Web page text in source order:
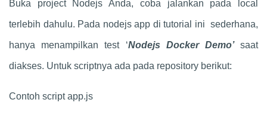
Buka project Nodejs Anda, coba jalankan pada local
terlebih dahulu. Pada nodejs app di tutorial ini sederhana,
hanya menampilkan test ‘Nodejs Docker Demo’saat
diakses. Untuk scriptnya ada pada repository berikut:
Contoh script app.js